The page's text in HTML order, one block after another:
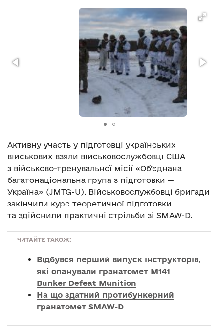
Активну участь у підготовці українських
військових взяли військовослужбовці США
з військово-тренувальної місії «Об’єднана
багатонаціональна група з підготовки —
Україна» (JMTG-U). Військовослужбовці бригади
закінчили курс теоретичної підготовки
та здійснили практичні стрільби зі SMAW-D.
ЧИТАЙТЕ ТАКОЖ:
Відбувся перший випуск інструкторів,
які опанували гранатомет M141
Bunker Defeat Munition
На що здатний протибункерний
гранатомет SMAW-D